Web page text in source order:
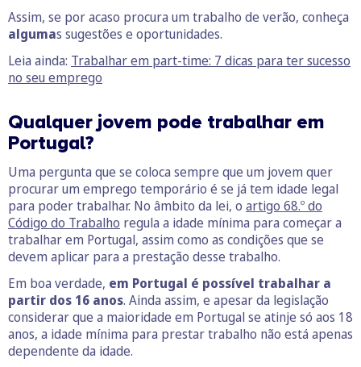
Assim, se por acaso procura um trabalho de verão, conheça
algumas sugestões e oportunidades.
Leia ainda: Trabalhar em part-time: 7 dicas para ter sucesso
no seu emprego
Qualquer jovem pode trabalhar em
Portugal?
Uma pergunta que se coloca sempre que um jovem quer
procurar um emprego temporário é se já tem idade legal
para poder trabalhar. No âmbito da lei, o artigo 68.º do
Código do Trabalho regula a idade mínima para começar a
trabalhar em Portugal, assim como as condições que se
devem aplicar para a prestação desse trabalho.
Em boa verdade, em Portugal é possível trabalhar a
partir dos 16 anos. Ainda assim, e apesar da legislação
considerar que a maioridade em Portugal se atinje só aos 18
anos, a idade mínima para prestar trabalho não está apenas
dependente da idade.